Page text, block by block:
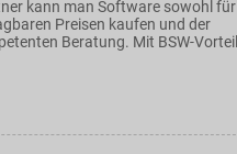
kann man Software sowohl für
Preisen kaufen und der
Beratung. Mit BSW-Vorteil